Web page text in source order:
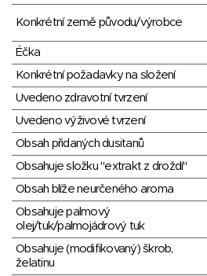
Konkrétní země původu/výrobce
Éčka
Konkrétní požadavky na složení
Uvedeno zdravotní tvrzení
Uvedeno výživové tvrzení
Obsah přidaných dusitanů
Obsahuje složku "extrakt z droždí"
Obsah blíže neurčeného aroma
Obsahuje palmový
olej/tuk/palmojádrový tuk
Obsahuje (modifikovaný) škrob,
želatinu